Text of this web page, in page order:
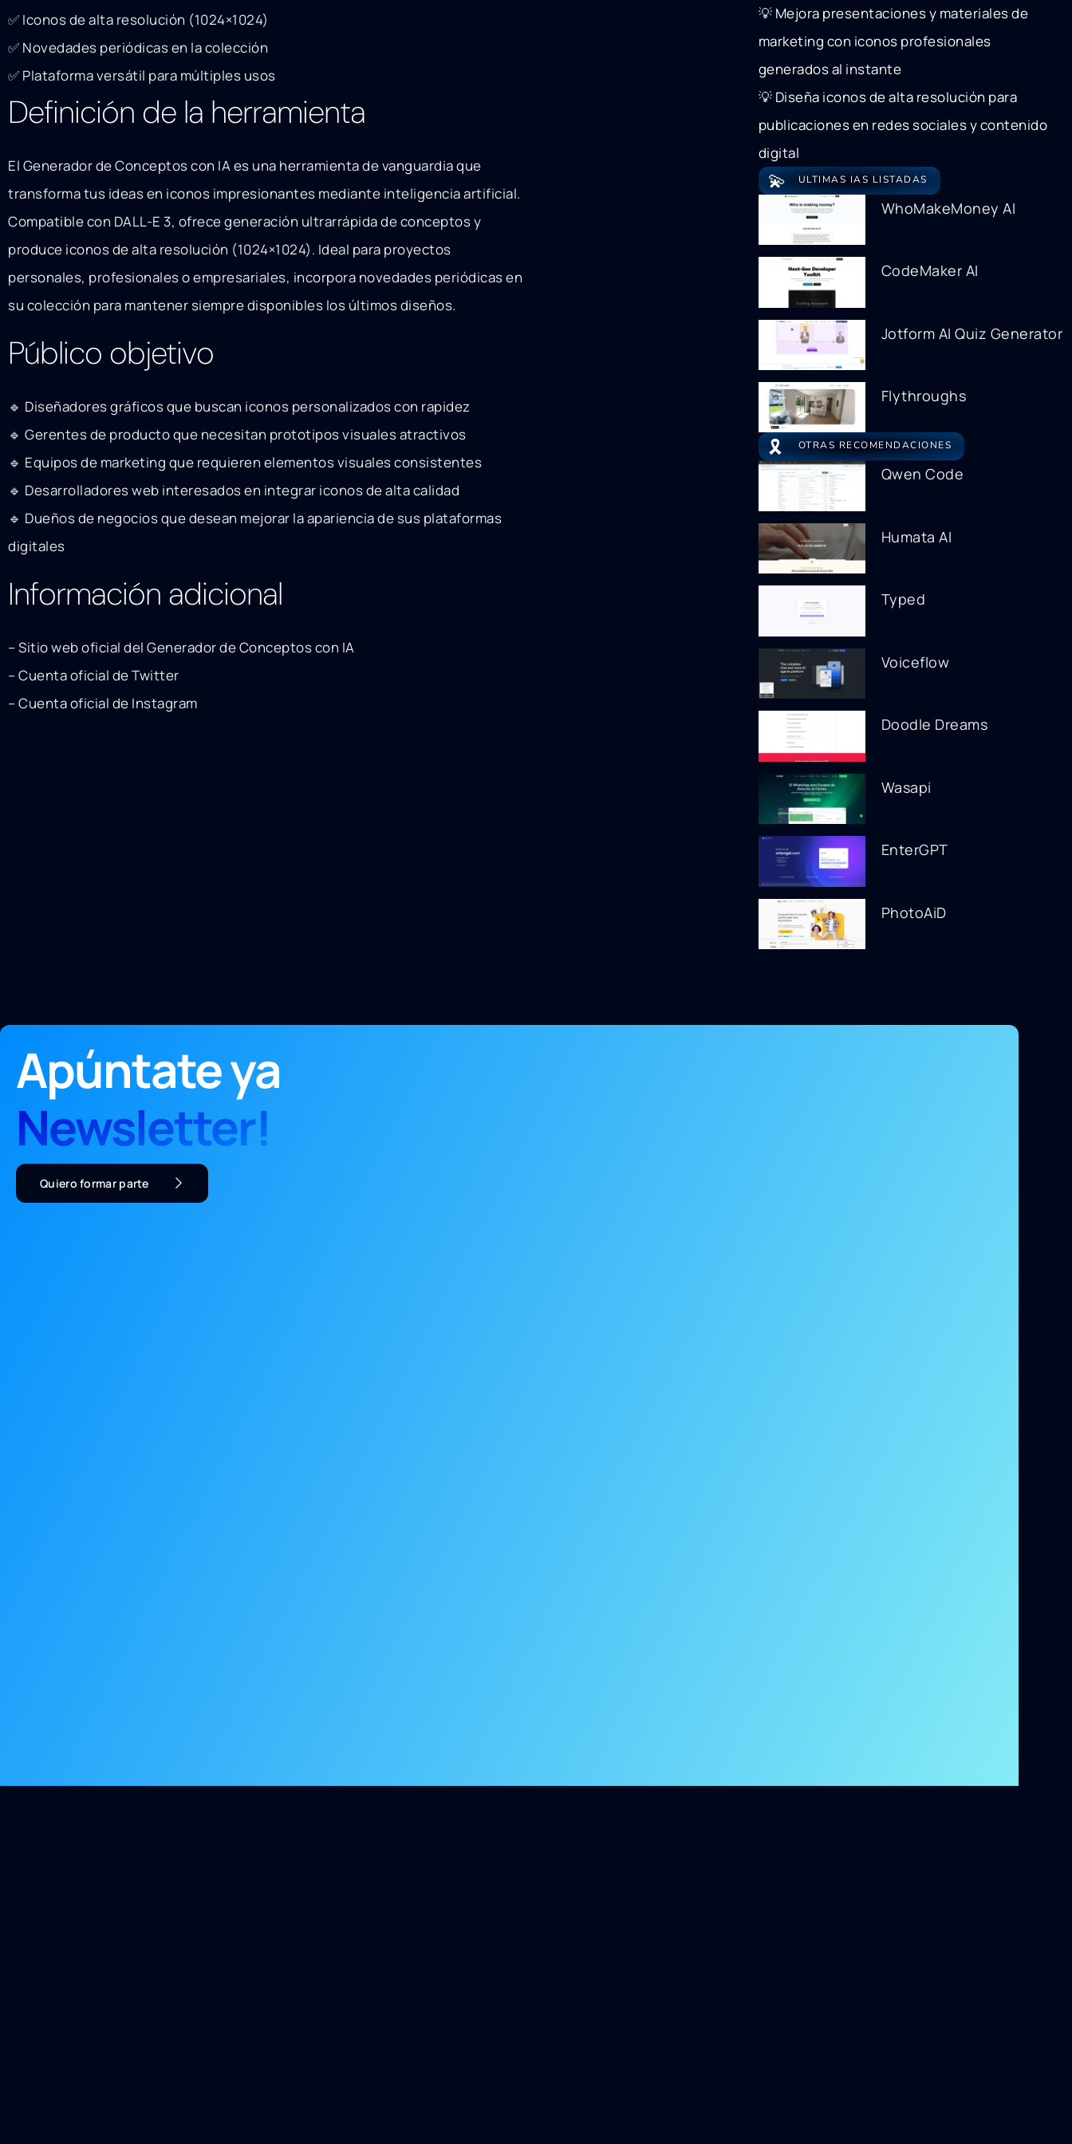
✅ Iconos de alta resolución (1024×1024)
✅ Novedades periódicas en la colección
✅ Plataforma versátil para múltiples usos
Definición de la herramienta
El Generador de Conceptos con IA es una herramienta de vanguardia que
transforma tus ideas en iconos impresionantes mediante inteligencia artificial.
Compatible con DALL-E 3, ofrece generación ultrarrápida de conceptos y
produce iconos de alta resolución (1024×1024). Ideal para proyectos
personales, profesionales o empresariales, incorpora novedades periódicas en
su colección para mantener siempre disponibles los últimos diseños.
Público objetivo
🔹 Diseñadores gráficos que buscan iconos personalizados con rapidez
🔹 Gerentes de producto que necesitan prototipos visuales atractivos
🔹 Equipos de marketing que requieren elementos visuales consistentes
🔹 Desarrolladores web interesados en integrar iconos de alta calidad
🔹 Dueños de negocios que desean mejorar la apariencia de sus plataformas
digitales
Información adicional
– Sitio web oficial del Generador de Conceptos con IA
– Cuenta oficial de Twitter
– Cuenta oficial de Instagram
💡 Mejora presentaciones y materiales de
marketing con iconos profesionales
generados al instante
💡 Diseña iconos de alta resolución para
publicaciones en redes sociales y contenido
digital
💫 ULTIMAS IAS LISTADAS
WhoMakeMoney AI
CodeMaker AI
Jotform AI Quiz Generator
Flythroughs
🎗️ OTRAS RECOMENDACIONES
Qwen Code
Humata AI
Typed
Voiceflow
Doodle Dreams
Wasapi
EnterGPT
PhotoAiD
Apúntate ya
Newsletter!
Quiero formar parte